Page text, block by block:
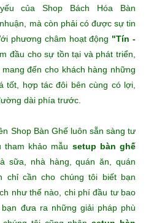
của Shop Bách Hóa Bàn
mà còn phải có được sự tin
phương châm hoạt động "Tín -
đầu cho sự tồn tại và phát triển,
đến cho khách hàng những
tốt, hợp tác đôi bên cùng có lợi,
dài phía trước.
Shop Bàn Ghế luôn sẵn sàng tư
tham khảo mẫu setup bàn ghế
sữa, nhà hàng, quán ăn, quán
chỉ cần cho chúng tôi biết bạn
như thế nào, chi phí đầu tư bao
đưa ra những giải pháp phù